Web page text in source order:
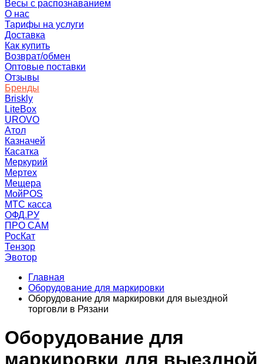
Весы с распознаванием
О нас
Тарифы на услуги
Доставка
Как купить
Возврат/обмен
Оптовые поставки
Отзывы
Бренды
Briskly
LiteBox
UROVO
Атол
Казначей
Касатка
Меркурий
Мертех
Мещера
МойPOS
МТС касса
ОФД.РУ
ПРО САМ
РосКат
Тензор
Эвотор
Главная
Оборудование для маркировки
Оборудование для маркировки для выездной
торговли в Рязани
Оборудование для
маркировки для выездной